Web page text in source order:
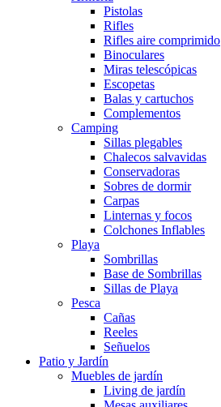
Pistolas
Rifles
Rifles aire comprimido
Binoculares
Miras telescópicas
Escopetas
Balas y cartuchos
Complementos
Camping
Sillas plegables
Chalecos salvavidas
Conservadoras
Sobres de dormir
Carpas
Linternas y focos
Colchones Inflables
Playa
Sombrillas
Base de Sombrillas
Sillas de Playa
Pesca
Cañas
Reeles
Señuelos
Patio y Jardín
Muebles de jardín
Living de jardín